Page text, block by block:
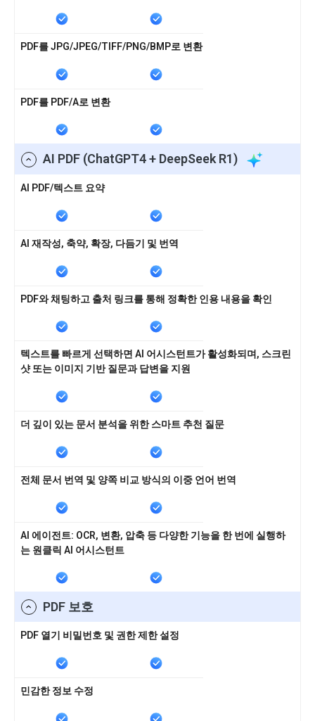
PDF를 JPG/JPEG/TIFF/PNG/BMP로 변환
PDF를 PDF/A로 변환
AI PDF (ChatGPT4 + DeepSeek R1)
AI PDF/텍스트 요약
AI 재작성, 축약, 확장, 다듬기 및 번역
PDF와 채팅하고 출처 링크를 통해 정확한 인용 내용을 확인
텍스트를 빠르게 선택하면 AI 어시스턴트가 활성화되며, 스크린
샷 또는 이미지 기반 질문과 답변을 지원
더 깊이 있는 문서 분석을 위한 스마트 추천 질문
전체 문서 번역 및 양쪽 비교 방식의 이중 언어 번역
AI 에이전트: OCR, 변환, 압축 등 다양한 기능을 한 번에 실행하
는 원클릭 AI 어시스턴트
PDF 보호
PDF 열기 비밀번호 및 권한 제한 설정
민감한 정보 수정